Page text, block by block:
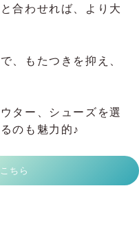
合わせれば、より大
、もたつきを抑え、
ター、シューズを選
のも魅力的♪
ちら